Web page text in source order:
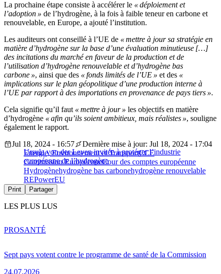
La prochaine étape consiste à accélérer le « déploiement et
l’adoption » de l’hydrogène, à la fois à faible teneur en carbone et
renouvelable, en Europe, a ajouté l’institution.
Les auditeurs ont conseillé à l’UE de « mettre à jour sa stratégie en
matière d’hydrogène sur la base d’une évaluation minutieuse […]
des incitations du marché en faveur de la production et de
l’utilisation d’hydrogène renouvelable et d’hydrogène bas
carbone », ainsi que des « fonds limités de l’UE » et des «
implications sur le plan géopolitique d’une production interne à
l’UE par rapport à des importations en provenance de pays tiers ».
Cela signifie qu’il faut « mettre à jour » les objectifs en matière
d’hydrogène « afin qu’ils soient ambitieux, mais réalistes », souligne
également le rapport.
Ursula von der Leyen invitée à protéger l’industrie
européenne de l’hydrogène
Jul 18, 2024 - 16:57
Dernière mise à jour: Jul 18, 2024 - 17:04
Energie, Environnement et TransportCCE
Commission EuropéenneCour des comptes européenne
Hydrogènehydrogène bas carbonehydrogène renouvelable
REPowerEU
Print Partager
LES PLUS LUS
Sept pays votent contre le programme de santé de la Commission
24.07.2026
PROSANTÉ